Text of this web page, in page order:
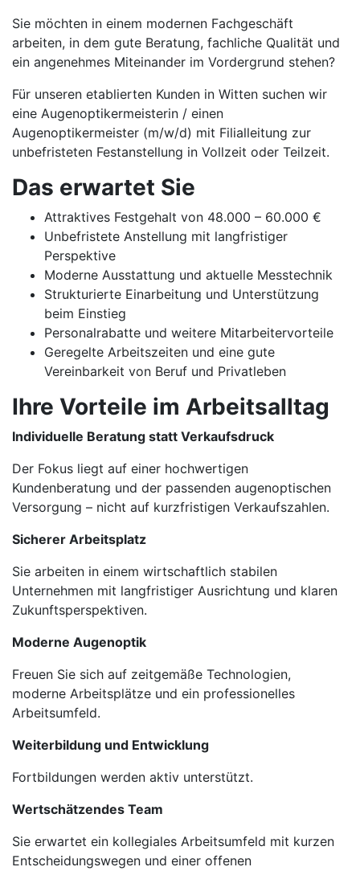
Sie möchten in einem modernen Fachgeschäft
arbeiten, in dem gute Beratung, fachliche Qualität und
ein angenehmes Miteinander im Vordergrund stehen?
Für unseren etablierten Kunden in Witten suchen wir
eine Augenoptikermeisterin / einen
Augenoptikermeister (m/w/d) mit Filialleitung zur
unbefristeten Festanstellung in Vollzeit oder Teilzeit.
Das erwartet Sie
Attraktives Festgehalt von 48.000 – 60.000 €
Unbefristete Anstellung mit langfristiger
Perspektive
Moderne Ausstattung und aktuelle Messtechnik
Strukturierte Einarbeitung und Unterstützung
beim Einstieg
Personalrabatte und weitere Mitarbeitervorteile
Geregelte Arbeitszeiten und eine gute
Vereinbarkeit von Beruf und Privatleben
Ihre Vorteile im Arbeitsalltag
Individuelle Beratung statt Verkaufsdruck
Der Fokus liegt auf einer hochwertigen
Kundenberatung und der passenden augenoptischen
Versorgung – nicht auf kurzfristigen Verkaufszahlen.
Sicherer Arbeitsplatz
Sie arbeiten in einem wirtschaftlich stabilen
Unternehmen mit langfristiger Ausrichtung und klaren
Zukunftsperspektiven.
Moderne Augenoptik
Freuen Sie sich auf zeitgemäße Technologien,
moderne Arbeitsplätze und ein professionelles
Arbeitsumfeld.
Weiterbildung und Entwicklung
Fortbildungen werden aktiv unterstützt.
Wertschätzendes Team
Sie erwartet ein kollegiales Arbeitsumfeld mit kurzen
Entscheidungswegen und einer offenen